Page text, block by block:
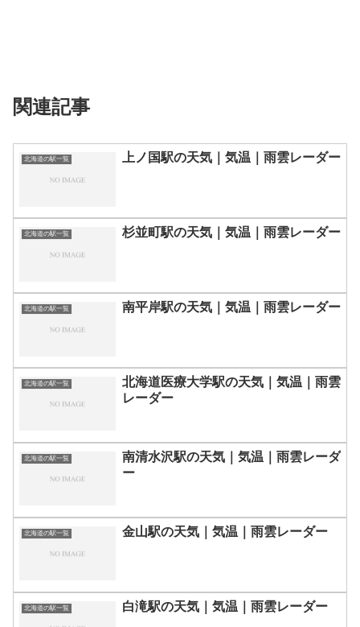
関連記事
北海道の駅一覧 上ノ国駅の天気｜気温｜雨雲レーダー
北海道の駅一覧 杉並町駅の天気｜気温｜雨雲レーダー
北海道の駅一覧 南平岸駅の天気｜気温｜雨雲レーダー
北海道の駅一覧
北海道医療大学駅の天気｜気温｜雨雲
レーダー
北海道の駅一覧
南清水沢駅の天気｜気温｜雨雲レーダ
ー
北海道の駅一覧 金山駅の天気｜気温｜雨雲レーダー
北海道の駅一覧 白滝駅の天気｜気温｜雨雲レーダー